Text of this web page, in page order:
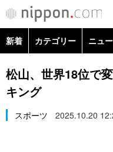
カテゴリー
新着 カテゴリー ニュ
政治・外交
経済・ビジネス
松山、世界18位で
キング
スポーツ 2025.10.20